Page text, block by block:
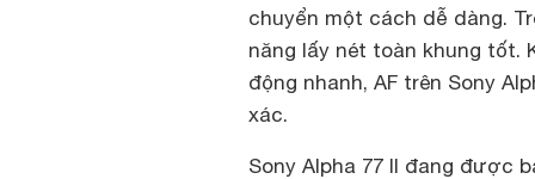
chuyển một cách dễ dàng.
năng lấy nét toàn khung tốt.
động nhanh, AF trên Sony
xác.
Sony Alpha 77 II đang được